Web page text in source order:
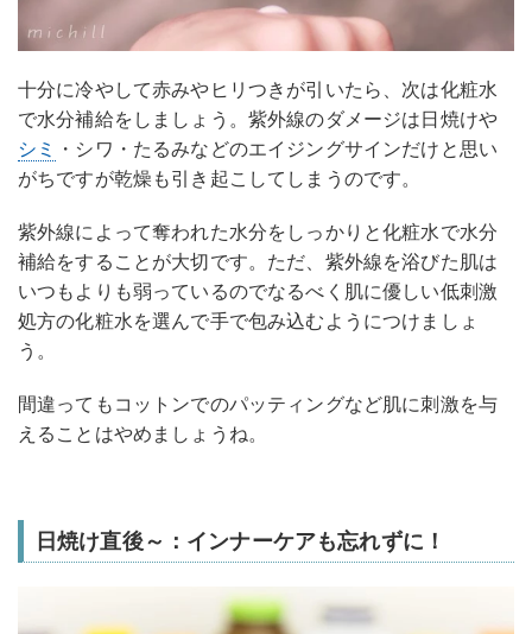
十分に冷やして赤みやヒリつきが引いたら、次は化粧水
で水分補給をしましょう。紫外線のダメージは日焼けや
シミ ・シワ・たるみなどのエイジングサインだけと思い
がちですが乾燥も引き起こしてしまうのです。
紫外線によって奪われた水分をしっかりと化粧水で水分
補給をすることが大切です。ただ、紫外線を浴びた肌は
いつもよりも弱っているのでなるべく肌に優しい低刺激
処方の化粧水を選んで手で包み込むようにつけましょ
う。
間違ってもコットンでのパッティングなど肌に刺激を与
えることはやめましょうね。
日焼け直後～：インナーケアも忘れずに！